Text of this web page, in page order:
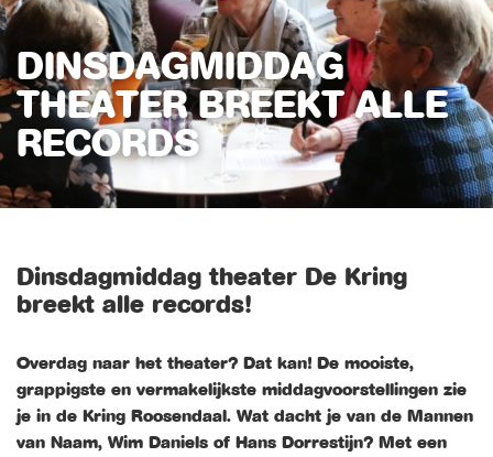
DINSDAGMIDDAG
THEATER BREEKT ALLE
RECORDS
Dinsdagmiddag theater De Kring
breekt alle records!
Overdag naar het theater? Dat kan! De mooiste,
grappigste en vermakelijkste middagvoorstellingen zie
je in de Kring Roosendaal. Wat dacht je van de Mannen
van Naam, Wim Daniels of Hans Dorrestijn? Met een